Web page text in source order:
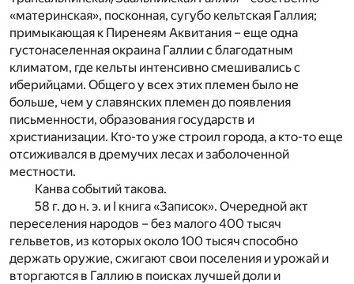
«материнская», посконная, сугубо кельтская Галлия;
примыкающая к Пиренеям Аквитания – еще одна
густонаселенная окраина Галлии с благодатным
климатом, где кельты интенсивно смешивались с
иберийцами. Общего у всех этих племен было не
больше, чем у славянских племен до появления
письменности, образования государств и
христианизации. Кто-то уже строил города, а кто-то еще
отсиживался в дремучих лесах и заболоченной
местности.
Канва событий такова.
58 г. до н. э. и I книга «Записок». Очередной акт
переселения народов – без малого 400 тысяч
гельветов, из которых около 100 тысяч способно
держать оружие, сжигают свои поселения и урожай и
вторгаются в Галлию в поисках лучшей доли и